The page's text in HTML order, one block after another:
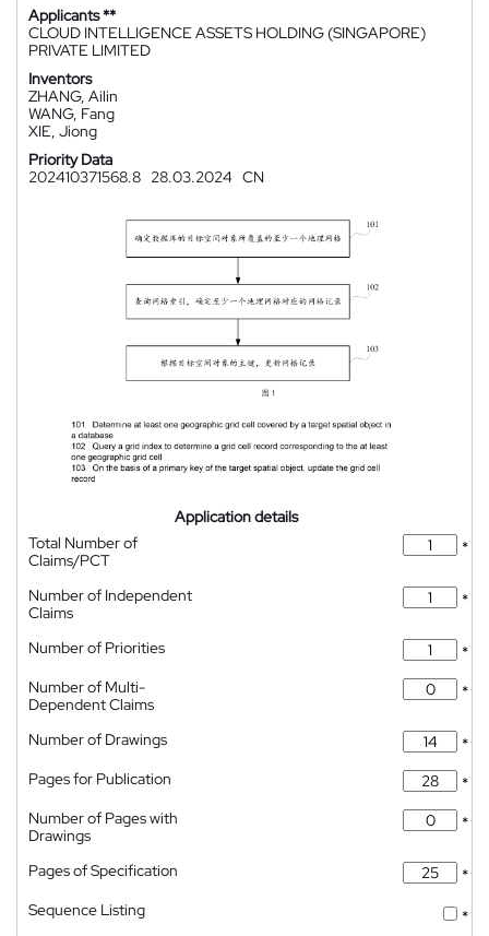
Applicants **
CLOUD INTELLIGENCE ASSETS HOLDING (SINGAPORE)
PRIVATE LIMITED
Inventors
ZHANG, Ailin
WANG, Fang
XIE, Jiong
Priority Data
202410371568.8 28.03.2024 CN
Application details
Total Number of
Claims/PCT
*
Number of Independent
Claims
*
Number of Priorities
*
Number of Multi-
Dependent Claims
*
Number of Drawings
*
Pages for Publication
*
Number of Pages with
Drawings
*
Pages of Specification
*
Sequence Listing
*